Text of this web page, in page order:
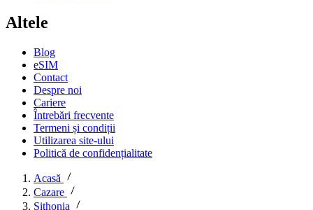
Altele
Blog
eSIM
Contact
Despre noi
Cariere
Întrebări frecvente
Termeni și condiții
Utilizarea site-ului
Politică de confidențialitate
Acasă
Cazare
Sithonia